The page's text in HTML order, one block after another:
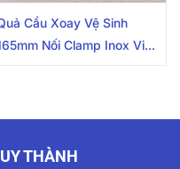
Cầu Xoay Vệ Sinh
Nối Clamp Inox Vi
THÀNH